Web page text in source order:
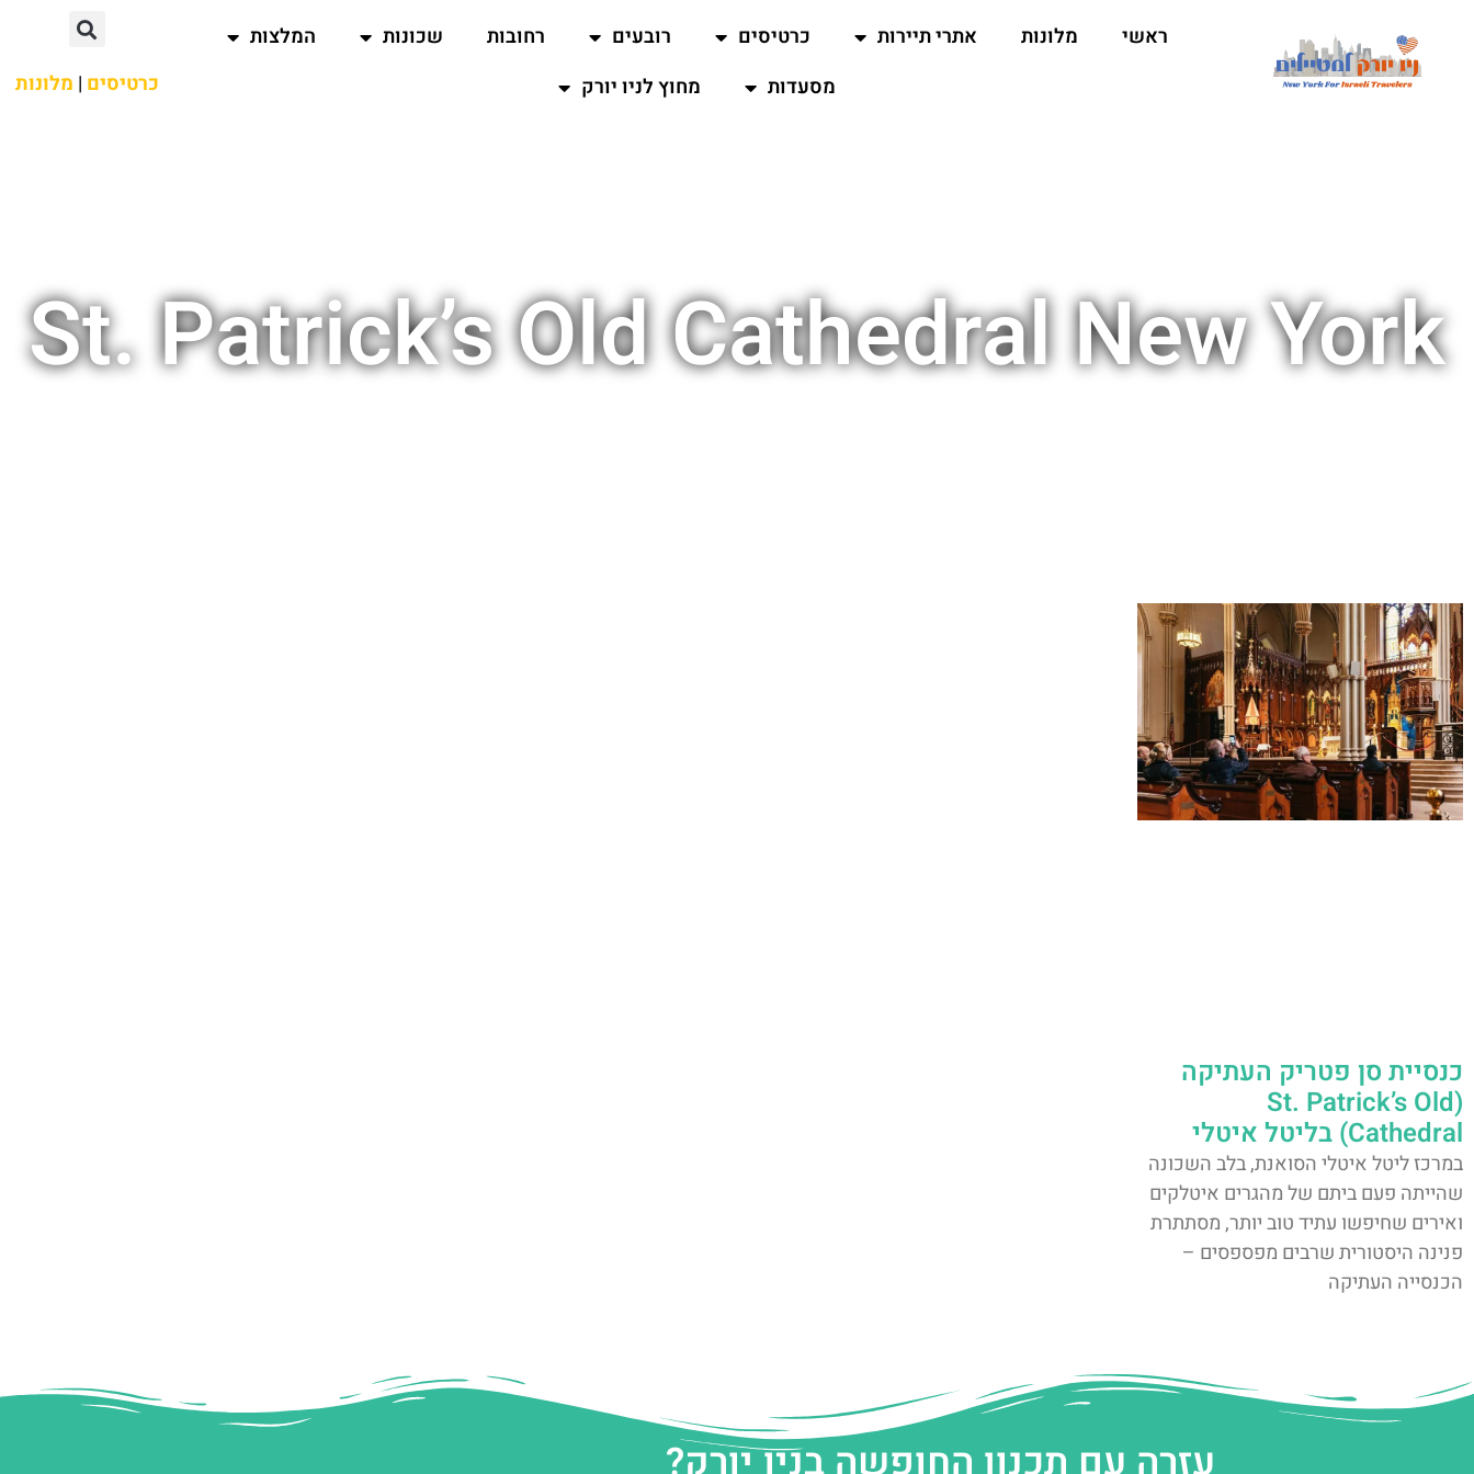
ראשי מלונות אתרי תיירות כרטיסים רובעים רחובות שכונות
המלצות
מסעדות
מחוץ לניו יורק כרטיסים | מלונות
St. Patrick’s Old Cathedral New York
כנסיית סן פטריק העתיקה
(St. Patrick’s Old
Cathedral) בליטל איטלי
במרכז ליטל איטלי הסואנת, בלב השכונה
שהייתה פעם ביתם של מהגרים איטלקים
ואירים שחיפשו עתיד טוב יותר, מסתתרת
פנינה היסטורית שרבים מפספסים –
הכנסייה העתיקה